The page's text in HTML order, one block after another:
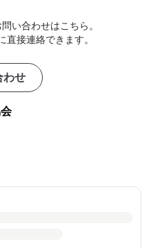
い合わせはこちら。
直接連絡できます。
わせ